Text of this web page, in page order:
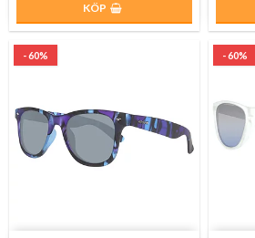
KÖP
- 60% - 60%